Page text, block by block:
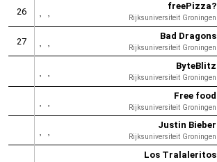
26
freePizza?
Rijksuniversiteit Groningen
27
Bad Dragons
Rijksuniversiteit Groningen
ByteBlitz
Rijksuniversiteit Groningen
Free food
Rijksuniversiteit Groningen
Justin Bieber
Rijksuniversiteit Groningen
Los Tralaleritos